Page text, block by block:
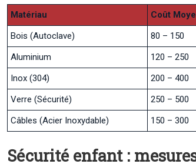
Matériau Coût
Bois (Autoclave)
80 – 150
Aluminium
120 – 250
Inox (304)
200 – 400
Verre (Sécurité)
250 – 500
Câbles (Acier Inoxydable)
150 – 300
Sécurité enfant :